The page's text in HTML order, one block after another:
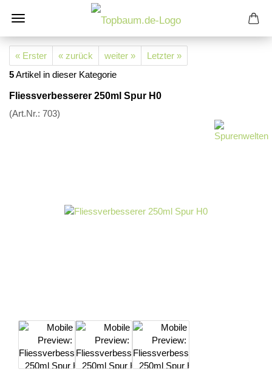
« Erster « zurück weiter »
Letzter »
5Artikel in dieser Kategorie
Fliessverbesserer 250ml Spur H0
(Art.Nr.: 703)